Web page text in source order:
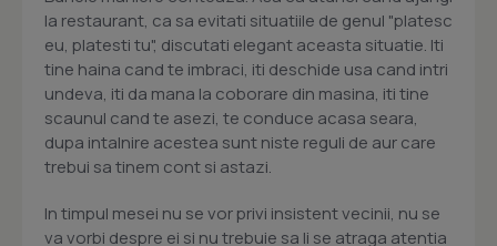
la restaurant, ca sa evitati situatiile de genul "platesc
eu, platesti tu", discutati elegant aceasta situatie. Iti
tine haina cand te imbraci, iti deschide usa cand intri
undeva, iti da mana la coborare din masina, iti tine
scaunul cand te asezi, te conduce acasa seara,
dupa intalnire acestea sunt niste reguli de aur care
trebui sa tinem cont si astazi.
In timpul mesei nu se vor privi insistent vecinii, nu se
va vorbi despre ei si nu trebuie sa li se atraga atentia